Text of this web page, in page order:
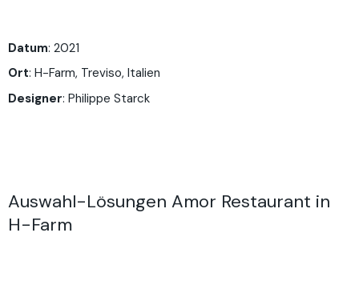
Datum: 2021
Ort: H-Farm, Treviso, Italien
Designer: Philippe Starck
Auswahl-Lösungen Amor Restaurant in
H-Farm